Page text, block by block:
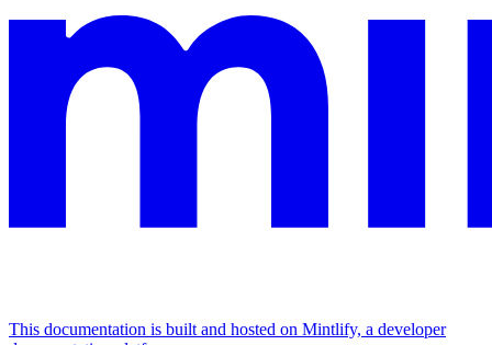
This documentation is built and hosted on Mintlify, a developer